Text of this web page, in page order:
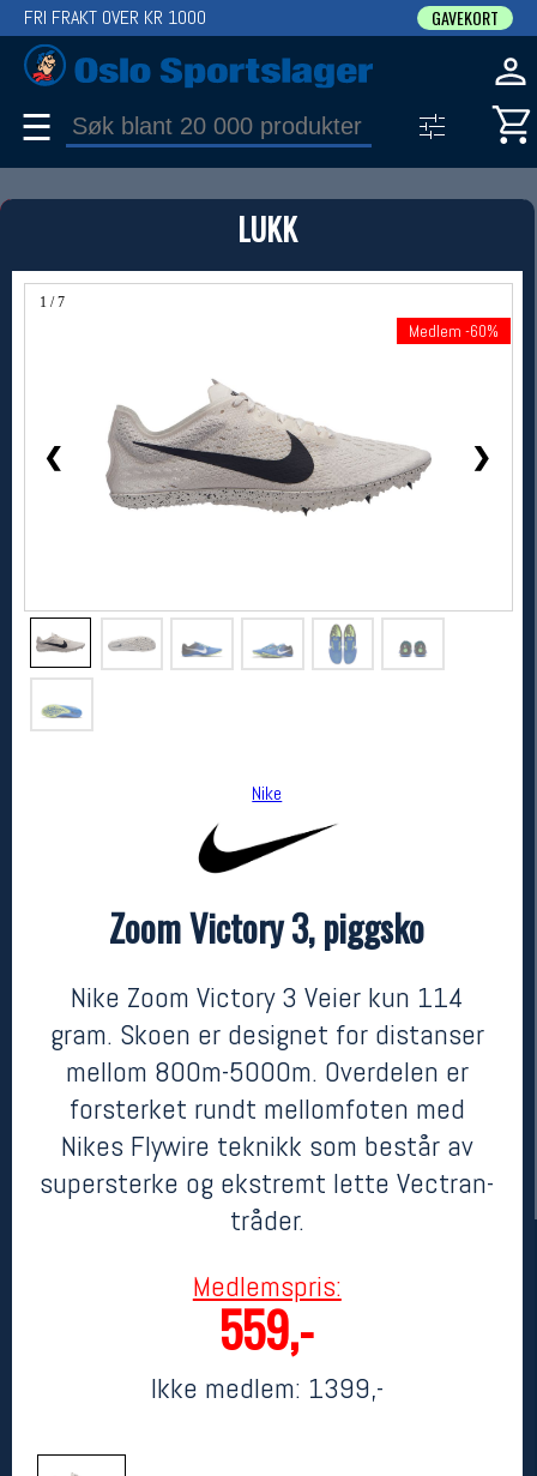
LUKK
1 / 7
❮ ❯
Medlem -60%
Nike
Zoom Victory 3, piggsko
Nike Zoom Victory 3 Veier kun 114
gram. Skoen er designet for distanser
mellom 800m-5000m. Overdelen er
forsterket rundt mellomfoten med
Nikes Flywire teknikk som består av
supersterke og ekstremt lette Vectran-
tråder.
Medlemspris:
559,-
Ikke medlem: 1399,-
FRI FRAKT OVER KR 1000 GAVEKORT
☰
PRODUKT
Produkter (1)
Bruk filter til å spisse søket
Nike
1399,- MEDLEM: 559,-
Her finner du oss
Oslo Sportslager